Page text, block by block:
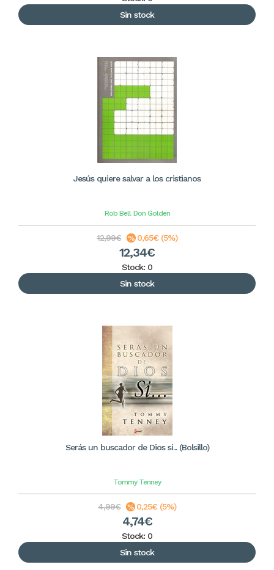
Sin stock
Jesús quiere salvar a los cristianos
Rob Bell Don Golden
12,99€ 0,65€ (5%)
12,34€
Stock: 0
Sin stock
Serás un buscador de Dios si... (Bolsillo)
Tommy Tenney
4,99€ 0,25€ (5%)
4,74€
Stock: 0
Sin stock